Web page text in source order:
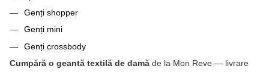
Genți shopper
Genți mini
Genți crossbody
Cumpără o geantă textilă de damă de la Mon Reve — livrare